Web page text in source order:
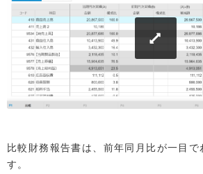
比較財務報告書は、前年同月比が一目
す。